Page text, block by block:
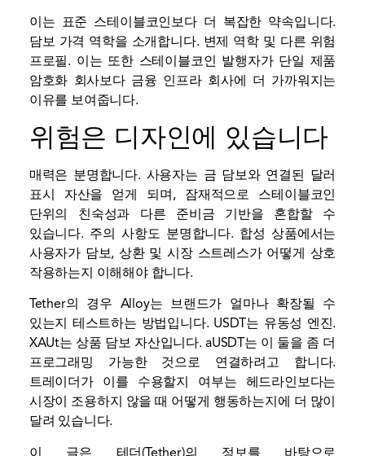
이는 표준 스테이블코인보다 더 복잡한 약속입니다.
담보 가격 역학을 소개합니다. 변제 역학 및 다른 위험
프로필. 이는 또한 스테이블코인 발행자가 단일 제품
암호화 회사보다 금융 인프라 회사에 더 가까워지는
이유를 보여줍니다.
위험은 디자인에 있습니다
매력은 분명합니다. 사용자는 금 담보와 연결된 달러
표시 자산을 얻게 되며, 잠재적으로 스테이블코인
단위의 친숙성과 다른 준비금 기반을 혼합할 수
있습니다. 주의 사항도 분명합니다. 합성 상품에서는
사용자가 담보, 상환 및 시장 스트레스가 어떻게 상호
작용하는지 이해해야 합니다.
Tether의 경우 Alloy는 브랜드가 얼마나 확장될 수
있는지 테스트하는 방법입니다. USDT는 유동성 엔진.
XAUt는 상품 담보 자산입니다. aUSDT는 이 둘을 좀 더
프로그래밍 가능한 것으로 연결하려고 합니다.
트레이더가 이를 수용할지 여부는 헤드라인보다는
시장이 조용하지 않을 때 어떻게 행동하는지에 더 많이
달려 있습니다.
이 글은 테더(Tether)의 정보를 바탕으로